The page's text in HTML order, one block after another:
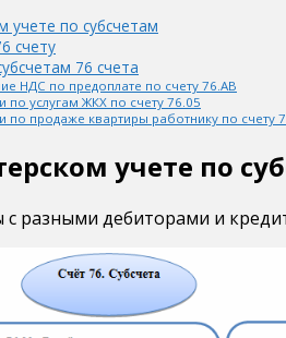
учете по субсчетам
счету
76 счета
НДС по предоплате по счету 76.АВ
по услугам ЖКХ по счету 76.05
по продаже квартиры работнику по счету
учете по
с разными дебиторами и